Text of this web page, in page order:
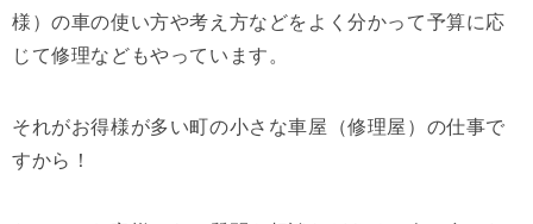
様）の車の使い方や考え方などをよく分かって予算に応
じて修理などもやっています。
それがお得様が多い町の小さな車屋（修理屋）の仕事で
すから！